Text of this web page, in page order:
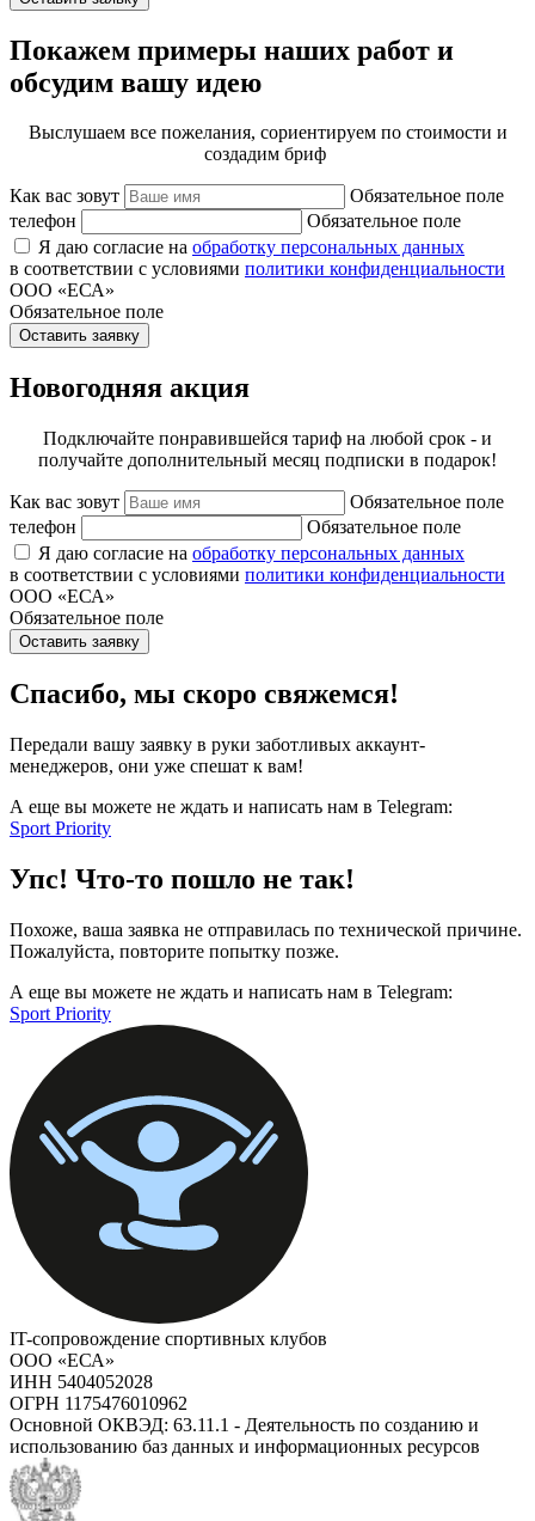
Покажем примеры наших работ и
обсудим вашу идею
Выслушаем все пожелания, сориентируем по стоимости и
создадим бриф
Как вас зовут
Обязательное поле
телефон
Обязательное поле
Я даю согласие на обработку персональных данных
в соответствии с условиями политики конфиденциальности
ООО «ЕСА»
Обязательное поле
Оставить заявку
Новогодняя акция
Подключайте понравившейся тариф на любой срок - и
получайте дополнительный месяц подписки в подарок!
Как вас зовут
Обязательное поле
телефон
Обязательное поле
Я даю согласие на обработку персональных данных
в соответствии с условиями политики конфиденциальности
ООО «ЕСА»
Обязательное поле
Оставить заявку
Спасибо, мы скоро свяжемся!
Передали вашу заявку в руки заботливых аккаунт-
менеджеров, они уже спешат к вам!
А еще вы можете не ждать и написать нам в Telegram:
Sport Priority
Упс! Что-то пошло не так!
Похоже, ваша заявка не отправилась по технической причине.
Пожалуйста, повторите попытку позже.
А еще вы можете не ждать и написать нам в Telegram:
Sport Priority
IT-сопровождение спортивных клубов
ООО «ЕСА»
ИНН 5404052028
ОГРН 1175476010962
Основной ОКВЭД: 63.11.1 - Деятельность по созданию и
использованию баз данных и информационных ресурсов